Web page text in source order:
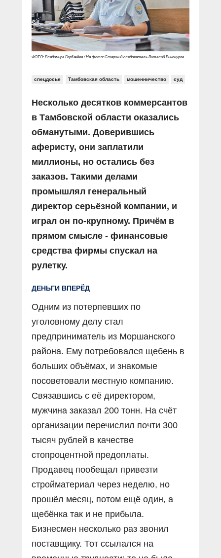
Социальные ролики
Документальные фильмы
Прямой разговор
В знании сила
Специальный репортаж
КиберПОСТОВОЙ
Газета «Щит и меч»
Журнал «Полиция России»
О ПОРТАЛЕ
Контакты
Вакансии
ФОТО: Владимира Горбачёва / На фото: Старший следователь Виталий Винокуров
спецдосье Тамбовская область мошенничество суд
Несколько десятков коммерсантов
в Тамбовской области оказались
обманутыми. Доверившись
аферисту, они заплатили
миллионы, но остались без
заказов. Такими делами
промышлял генеральный
директор серьёзной компании, и
играл он по-крупному. Причём в
прямом смысле - финансовые
средства фирмы спускал на
рулетку.
ДЕНЬГИ ВПЕРЁД
Одним из потерпевших по
уголовному делу стал
предприниматель из Моршанского
района. Ему потребовался щебень в
больших объёмах, и знакомые
посоветовали местную компанию.
Связавшись с её директором,
мужчина заказал 200 тонн. На счёт
организации перечислил почти 300
тысяч рублей в качестве
стопроцентной предоплаты.
Продавец пообещал привезти
стройматериал через неделю, но
прошёл месяц, потом ещё один, а
щебёнка так и не прибыла.
Бизнесмен несколько раз звонил
поставщику. Тот ссылался на